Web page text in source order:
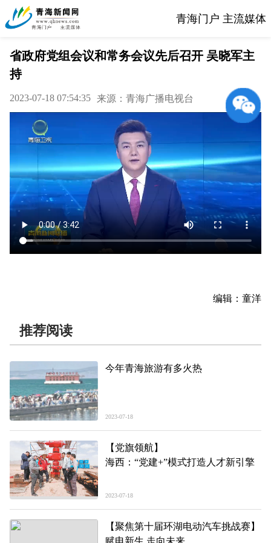
青海门户 主流媒体
省政府党组会议和常务会议先后召开 吴晓军主
持
2023-07-18 07:54:35 来源：青海广播电视台
编辑：童洋
推荐阅读
今年青海旅游有多火热
2023-07-18
【党旗领航】
海西：“党建+”模式打造人才新引擎
2023-07-18
【聚焦第十届环湖电动汽车挑战赛】
赋电新生 走向未来